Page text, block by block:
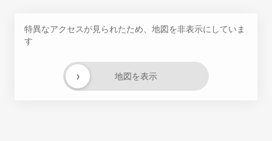
特異なアクセスが見られたため、地図を非表示にしていま
す
地図を表示
›